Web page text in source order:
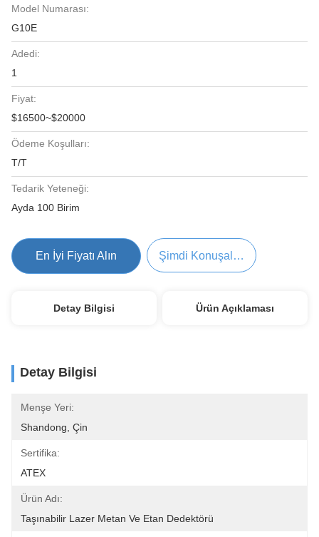
Model Numarası:
G10E
Adedi:
1
Fiyat:
$16500~$20000
Ödeme Koşulları:
T/T
Tedarik Yeteneği:
Ayda 100 Birim
En İyi Fiyatı Alın Şimdi Konuşalım.
Detay Bilgisi Ürün Açıklaması
Detay Bilgisi
Menşe Yeri:
Shandong, Çin
Sertifika:
ATEX
Ürün Adı:
Taşınabilir Lazer Metan Ve Etan Dedektörü